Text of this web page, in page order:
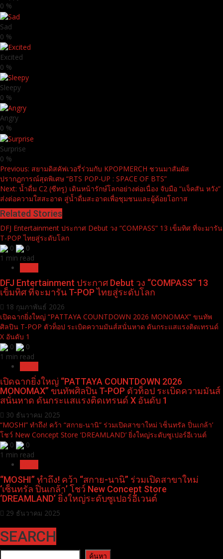
0 %
Sad
0 %
Excited
0 %
Sleepy
0 %
Angry
0 %
Surprise
0 %
Continue
Reading
Previous: สยามดิสคัฟเวอรี่ร่วมกับ KPOPMERCH ชวนมาสัมผัส
ปรากฏการณ์สุดพิเศษ “BTS POP-UP : SPACE OF BTS”
Next: น้ำดื่ม C2 (ซีทรู) เดินหน้ารักษ์โลกอย่างต่อเนื่อง จับมือ “แจ็คสัน หวัง”
ส่งต่อความใสสะอาด สู่น้ำดื่มสะอาดเพื่อชุมชนและผู้ด้อยโอกาส
Related Stories
DFJ Entertainment ประกาศ Debut วง “COMPASS” 13 เข็มทิศ ที่จะมารัน
T-POP ไทยสู่ระดับโลก
0
0
1 min read
DFJ Entertainment ประกาศ Debut วง “COMPASS” 13
เข็มทิศ ที่จะมารัน T-POP ไทยสู่ระดับโลก
18 กุมภาพันธ์ 2026
เปิดฉากยิ่งใหญ่ “PATTAYA COUNTDOWN 2026 MONOMAX” ขนทัพ
ศิลปิน T-POP ตัวท็อป ระเบิดความมันส์สนั่นหาด ดันกระแสแรงติดเทรนด์
X อันดับ 1
0
0
1 min read
เปิดฉากยิ่งใหญ่ “PATTAYA COUNTDOWN 2026
MONOMAX” ขนทัพศิลปิน T-POP ตัวท็อป ระเบิดความมันส์
สนั่นหาด ดันกระแสแรงติดเทรนด์ X อันดับ 1
30 ธันวาคม 2025
“MOSHI” ทำถึง! คว้า “สกาย-นานิ” ร่วมเปิดสาขาใหม่ ‘เซ็นทรัล ปิ่นเกล้า’
โชว์ New Concept Store ‘DREAMLAND’ ยิ่งใหญ่ระดับซูเปอร์อีเวนต์
0
0
1 min read
“MOSHI” ทำถึง! คว้า “สกาย-นานิ” ร่วมเปิดสาขาใหม่
‘เซ็นทรัล ปิ่นเกล้า’ โชว์ New Concept Store
‘DREAMLAND’ ยิ่งใหญ่ระดับซูเปอร์อีเวนต์
29 ธันวาคม 2025
SEARCH
ค้นหา ค้นหา